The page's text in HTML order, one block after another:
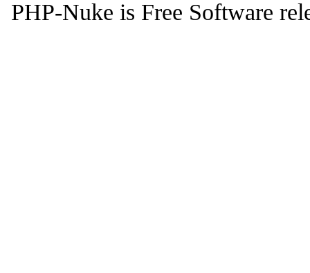
PHP-Nuke is Free Software